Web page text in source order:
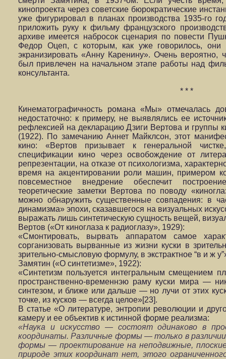
кинопроекта через советские бюрократические
уже фигурировал в планах производства 1935-го
приложить руку к фильму французского
архиве имеется набросок сценария по повести
Федор Оцеп, с которым, как уже говорилось, они
экранизировать «Анну Каренину». Очень вероятно,
был привлечен на начальном этапе работы над
консультанта.
* * *
Кинематографичность романа «Мы» отмечалась
недостаточно: к примеру, не выявлялись ее
рефлексией на декларацию Дзиги Вертова и группы
(1922). По замечанию Аннет Майклсон, этот
кино: «Вертов призывает к генеральной
спецификации кино через освобождение от
репрезентации, на отказе от психологизма,
время на акцентировании роли машин, примером
повсеместное внедрение обеспечит
теоретические заметки Вертова по поводу
можно обнаружить существенные совпадения: в
динамизма» эпохи, сказавшегося на визуальных
выражать лишь синтетическую сущность вещей,
Вертов («От киноглаза к радиоглазу», 1929):
«Смонтировать, вырвать аппаратом самое
сорганизовать вырванные из жизни куски в
зрительно-смысловую формулу, в экстрактное “в и ж
Замятин («О синтетизме», 1922):
«Синтетизм пользуется интегральным смещением
пространственно-временнэю раму куски мира —
синтезом, и ближе или дальше — но лучи от этих
точке, из кусков — всегда целое»[23].
В статье «О литературе, энтропии революции и
камеру и ее объектив к истинной форме реализма:
«Наука и искусство — состоят одинаково в
координаты. Различные формы — только в
формы — проектирование на неподвижные,
природе этих координат нет, этого